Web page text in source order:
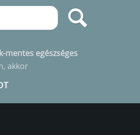
mentes egészséges
akkor